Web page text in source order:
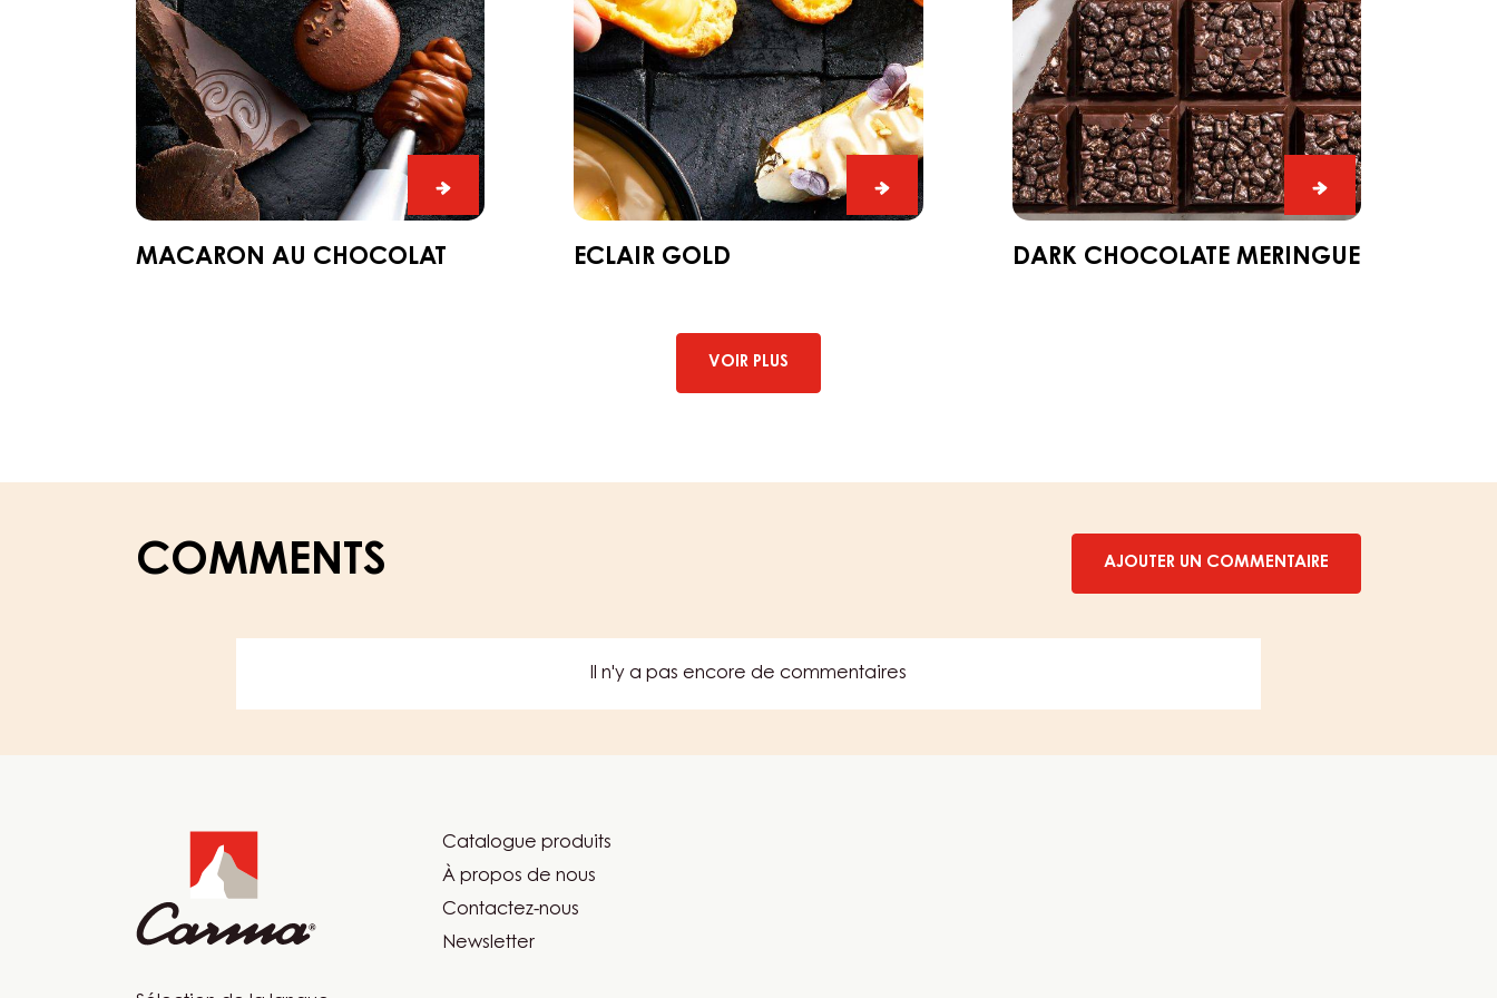
Macaron
au
chocolat
MACARON AU CHOCOLAT
eclair
gold
ECLAIR GOLD
Dark
chocolate
meringue
DARK CHOCOLATE MERINGUE
VOIR PLUS
COMMENTS AJOUTER UN COMMENTAIRE
Il n'y a pas encore de commentaires
Footer
Carma
Catalogue produits
À propos de nous
Contactez-nous
Newsletter